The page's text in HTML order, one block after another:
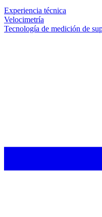
Experiencia técnica
Velocimetría
Tecnología de medición de